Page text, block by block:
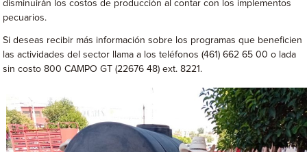
disminuirán los costos de producción al contar con los implementos
pecuarios.
Si deseas recibir más información sobre los programas que beneficien
las actividades del sector llama a los teléfonos (461) 662 65 00 o lada
sin costo 800 CAMPO GT (22676 48) ext. 8221.